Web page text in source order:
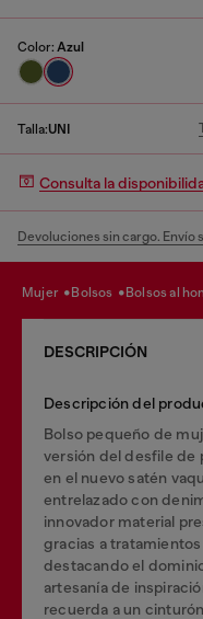
Color: Azul
Talla:UNI
Consulta la
Devoluciones sin cargo. Envío
mujer bolsos bolsos al
DESCRIPCIÓN
Descripción del
Bolso pequeño de
versión del desfile de
en el nuevo satén
entrelazado con
innovador material
gracias a
destacando el
artesanía de
recuerda a un